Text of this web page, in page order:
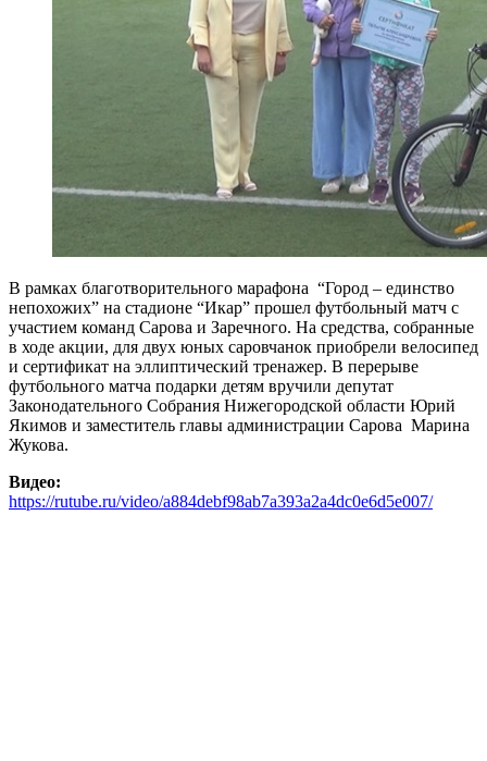
В рамках благотворительного марафона “Город – единство
непохожих” на стадионе “Икар” прошел футбольный матч с
участием команд Сарова и Заречного. На средства, собранные
в ходе акции, для двух юных саровчанок приобрели велосипед
и сертификат на эллиптический тренажер. В перерыве
футбольного матча подарки детям вручили депутат
Законодательного Собрания Нижегородской области Юрий
Якимов и заместитель главы администрации Сарова Марина
Жукова.
Видео:
https://rutube.ru/video/a884debf98ab7a393a2a4dc0e6d5e007/